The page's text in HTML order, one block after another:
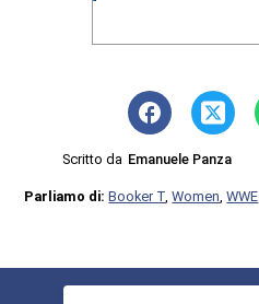
Scritto da Emanuele Panza
Parliamo di:Booker T ,Women ,WWE